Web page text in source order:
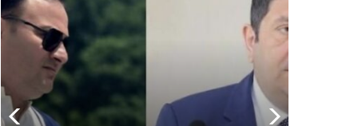
11:43
“Müstəqil Azərbaycanla güclü
münasibətlər qurmalıyıq”
03 Avqust 2026
19:59
“İran ya saziş bağlamalı, ya da təslim
olmalıdır”
Tramp